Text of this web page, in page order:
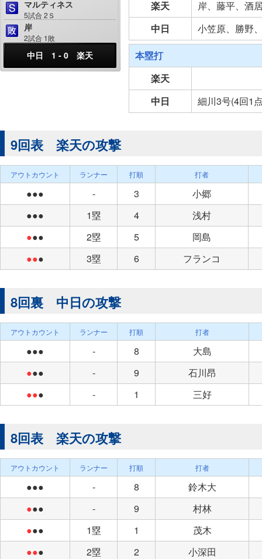
マルティネス
5試合 2Ｓ
岸
2試合 1敗
中日 1 - 0 楽天
楽天
岸、藤平、酒
中日
小笠原、勝野
本塁打
楽天
中日
細川3号(4回1
9回表 楽天の攻撃
アウトカウント ランナー 打順 打者
●●● - 3
小郷
●●●
1塁 4
浅村
●●● 2塁 5
岡島
●●● 3塁 6 フランコ
8回裏 中日の攻撃
アウトカウント ランナー 打順 打者
●●● - 8
大島
●●● - 9
石川昂
●●● - 1 三好
8回表 楽天の攻撃
アウトカウント ランナー 打順 打者
●●● - 8
鈴木大
●●● - 9
村林
●●● 1塁 1
茂木
●●● 2塁 2 小深田